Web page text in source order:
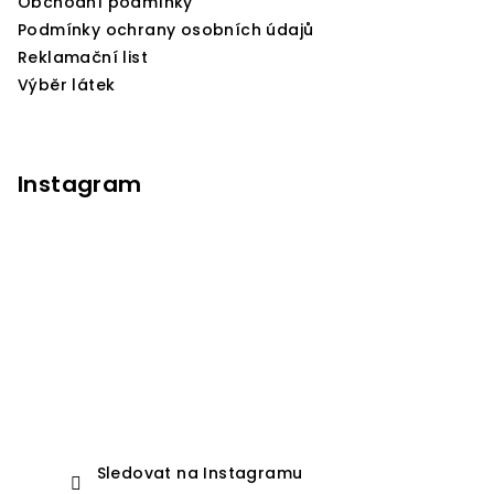
Podmínky ochrany osobních údajů
Reklamační list
Výběr látek
Instagram
Sledovat na Instagramu